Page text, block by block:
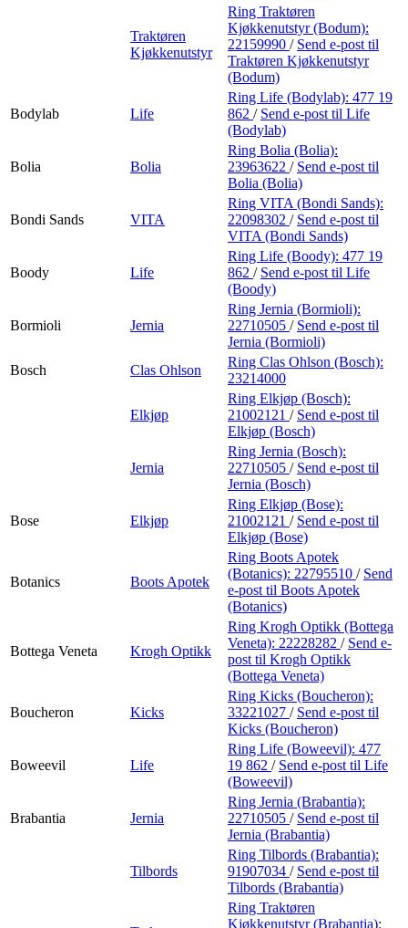
Traktøren
Kjøkkenutstyr
Ring Traktøren
Kjøkkenutstyr (Bodum):
22159990 / Send e-post til
Traktøren Kjøkkenutstyr
(Bodum)
Bodylab Life
Ring Life (Bodylab): 477 19
862 / Send e-post til Life
(Bodylab)
Bolia Bolia
Ring Bolia (Bolia):
23963622 / Send e-post til
Bolia (Bolia)
Bondi Sands VITA
Ring VITA (Bondi Sands):
22098302 / Send e-post til
VITA (Bondi Sands)
Boody Life
Ring Life (Boody): 477 19
862 / Send e-post til Life
(Boody)
Bormioli Jernia
Ring Jernia (Bormioli):
22710505 / Send e-post til
Jernia (Bormioli)
Bosch
Clas Ohlson
Ring Clas Ohlson (Bosch):
23214000
Elkjøp
Ring Elkjøp (Bosch):
21002121 / Send e-post til
Elkjøp (Bosch)
Jernia
Ring Jernia (Bosch):
22710505 / Send e-post til
Jernia (Bosch)
Bose Elkjøp
Ring Elkjøp (Bose):
21002121 / Send e-post til
Elkjøp (Bose)
Botanics Boots Apotek
Ring Boots Apotek
(Botanics): 22795510 / Send
e-post til Boots Apotek
(Botanics)
Bottega Veneta Krogh Optikk
Ring Krogh Optikk (Bottega
Veneta): 22228282 / Send e-
post til Krogh Optikk
(Bottega Veneta)
Boucheron Kicks
Ring Kicks (Boucheron):
33221027 / Send e-post til
Kicks (Boucheron)
Boweevil Life
Ring Life (Boweevil): 477
19 862 / Send e-post til Life
(Boweevil)
Brabantia Jernia
Ring Jernia (Brabantia):
22710505 / Send e-post til
Jernia (Brabantia)
Tilbords
Ring Tilbords (Brabantia):
91907034 / Send e-post til
Tilbords (Brabantia)
Ring Traktøren
Kjøkkenutstyr (Brabantia):